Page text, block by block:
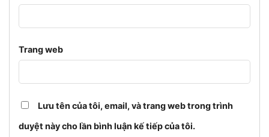
Trang web
Lưu tên của tôi, email, và trang web trong trình
duyệt này cho lần bình luận kế tiếp của tôi.